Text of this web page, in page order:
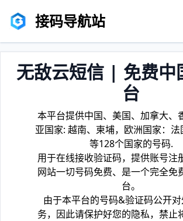
接码导航站
无敌云短信 | 免费中
台
本平台提供中国、美国、加拿大、
亚国家: 越南、柬埔，欧洲国家：法
等128个国家的号码.
用于在线接收验证码，提供账号注
网站一切号码免费、是一个完全免
台。
由于本平台的号码&验证码公开
务，因此请保护好您的隐私，禁止